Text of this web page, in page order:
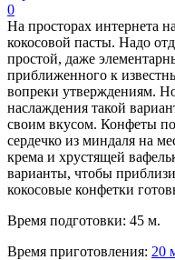
0
На просторах интернета
кокосовой пасты. Надо
простой, даже
приближенного к
вопреки утверждениям.
наслаждения такой
своим вкусом. Конфеты
сердечко из миндаля на
крема и хрустящей
варианты, чтобы
кокосовые конфетки
Время подготовки: 45 м.
Время приготовления: 20